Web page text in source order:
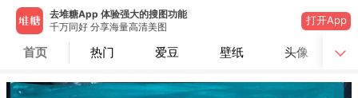
去堆糖App 体验强大的搜图功能
千万同好 分享海量高清美图
打开App
首页 热门 爱豆 壁纸 头像